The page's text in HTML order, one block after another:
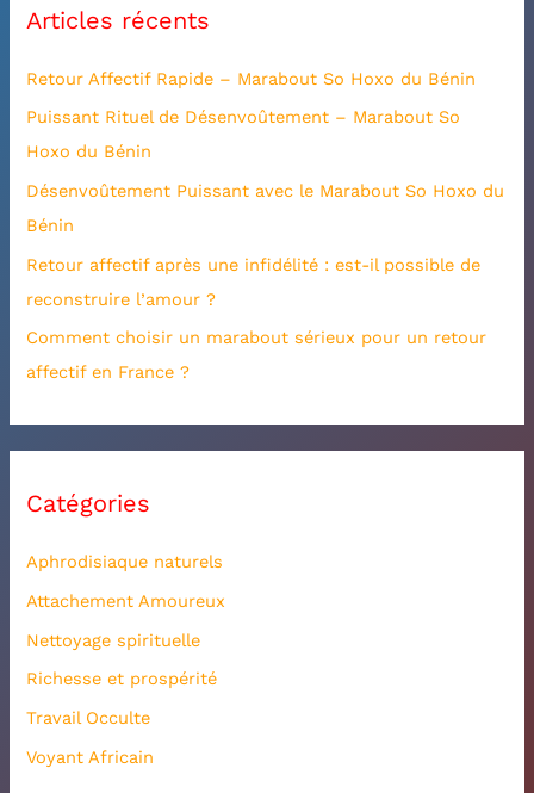
e
c
h
e
r
:
Articles récents
Retour Affectif Rapide – Marabout So Hoxo du Bénin
Puissant Rituel de Désenvoûtement – Marabout So
Hoxo du Bénin
Désenvoûtement Puissant avec le Marabout So Hoxo du
Bénin
Retour affectif après une infidélité : est-il possible de
reconstruire l’amour ?
Comment choisir un marabout sérieux pour un retour
affectif en France ?
Catégories
Aphrodisiaque naturels
Attachement Amoureux
Nettoyage spirituelle
Richesse et prospérité
Travail Occulte
Voyant Africain